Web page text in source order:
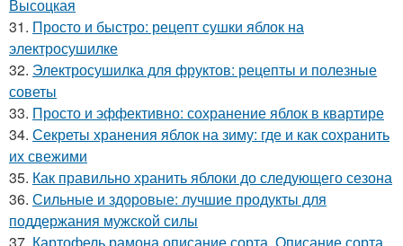
Высоцкая
31. Просто и быстро: рецепт сушки яблок на
электросушилке
32. Электросушилка для фруктов: рецепты и полезные
советы
33. Просто и эффективно: сохранение яблок в квартире
34. Секреты хранения яблок на зиму: где и как сохранить
их свежими
35. Как правильно хранить яблоки до следующего сезона
36. Сильные и здоровые: лучшие продукты для
поддержания мужской силы
37. Картофель рамона описание сорта. Описание сорта